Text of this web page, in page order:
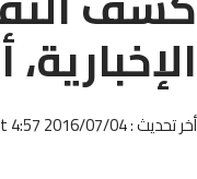
أخر تحديث : 2016/07/04 at 4:57 صباحًا